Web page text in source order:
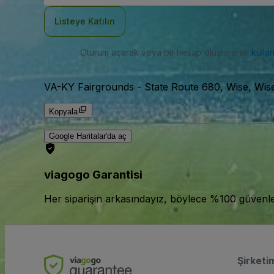
Listeye Katılın
Oturum açarak veya bir hesap oluşturarak
VA-KY Fairgrounds - State Route 680, Wise,
Kopyala
Google Haritalar'da aç
viagogo Garantisi
Her siparişin arkasındayız, böylece %100